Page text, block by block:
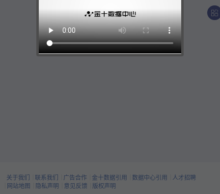
关于我们 联系我们 广告合作 金十数据引用 数据中心引用
人才招聘
网站地图
隐私声明 意见反馈 版权声明